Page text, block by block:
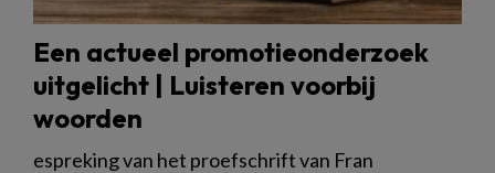
Een actueel promotieonderzoek
uitgelicht | Luisteren voorbij
woorden
espreking van het proefschrift van Fran